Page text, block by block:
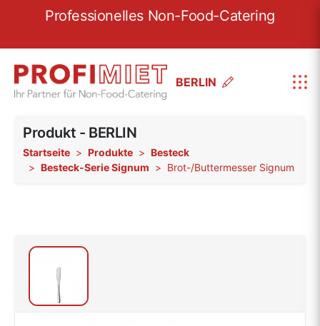
Professionelles Non-Food-Catering
BERLIN
Produkt - BERLIN
Startseite Produkte
Besteck
Besteck-Serie Signum
Brot-/Buttermesser Signum